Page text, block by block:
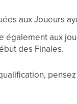
aux Joueurs
également aux
des Finales.